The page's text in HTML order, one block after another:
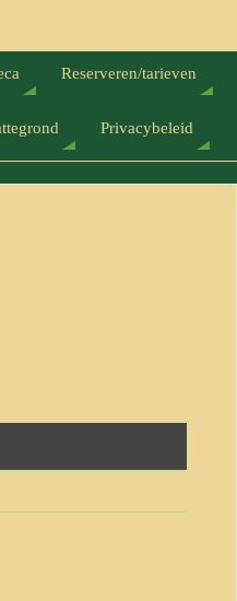
Reserveren/tarieven
Privacybeleid